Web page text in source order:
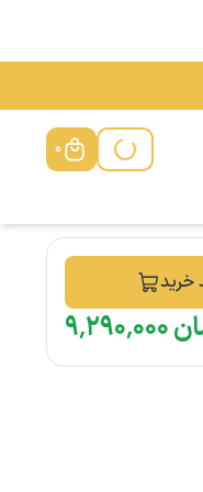
0
خرید
۹٬۲۹۰٬۰۰۰